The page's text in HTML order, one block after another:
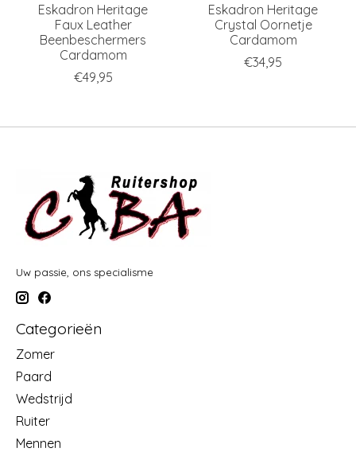
Eskadron Heritage
Faux Leather
Beenbeschermers
Cardamom
€49,95
Eskadron Heritage
Crystal Oornetje
Cardamom
€34,95
Uw passie, ons specialisme
Categorieën
Zomer
Paard
Wedstrijd
Ruiter
Mennen